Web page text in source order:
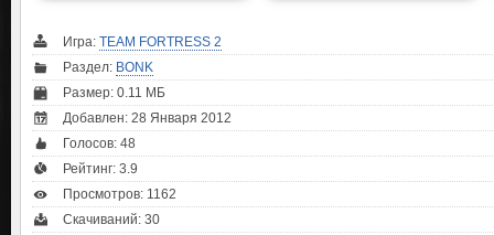
Игра: TEAM FORTRESS 2
Раздел: BONK
Размер: 0.11 МБ
Добавлен: 28 Января 2012
Голосов: 48
Рейтинг: 3.9
Просмотров: 1162
Скачиваний: 30